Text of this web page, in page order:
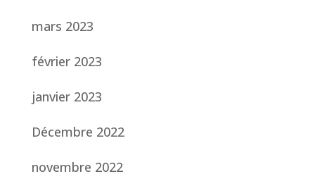
mars 2023
février 2023
janvier 2023
Décembre 2022
novembre 2022